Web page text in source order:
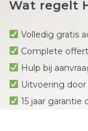
Wat regelt
Volledig gratis
Complete
Hulp bij
Uitvoering
15 jaar garantie